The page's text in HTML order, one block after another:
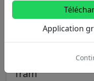
K
P R U
Tram
Application